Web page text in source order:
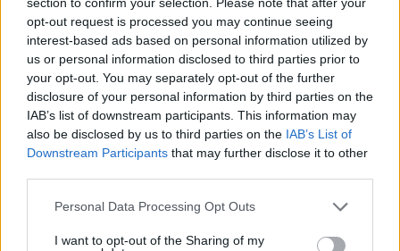
opt-out request is processed you may continue seeing
interest-based ads based on personal information utilized by
us or personal information disclosed to third parties prior to
your opt-out. You may separately opt-out of the further
disclosure of your personal information by third parties on the
IAB’s list of downstream participants. This information may
also be disclosed by us to third parties on the IAB’s List of
Downstream Participants that may further disclose it to other
Please note that this website/app uses one or more Google
not limited to your visit or usage behaviour. You may click to
Personal Data Processing Opt Outs
I want to opt-out of the Sharing of my
μεταμόρφωσή της από μακιγιέρ
«Αφιέρωσε τη ζωή της βοηθώντας
όσους είχαν ανάγκη»: Συγκλονίζει η
οικογένεια της Βρετανίδας που
βρέθηκε νεκρή σε βαλίτσα στην
Κυψέλη
Καρυστιανού κατά ΜΜΕ: Έφυγαν